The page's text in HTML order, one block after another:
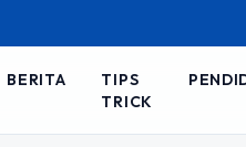
BERITA
TIPS
TRICK